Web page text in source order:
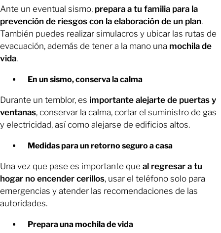
Ante un eventual sismo, prepara a tu familia para la
prevención de riesgos con la elaboración de un plan.
También puedes realizar simulacros y ubicar las rutas de
evacuación, además de tener a la mano una mochila de
vida.
En un sismo, conserva la calma
Durante un temblor, es importante alejarte de puertas y
ventanas, conservar la calma, cortar el suministro de gas
y electricidad, así como alejarse de edificios altos.
Medidas para un retorno seguro a casa
Una vez que pase es importante que al regresar a tu
hogar no encender cerillos, usar el teléfono solo para
emergencias y atender las recomendaciones de las
autoridades.
Prepara una mochila de vida